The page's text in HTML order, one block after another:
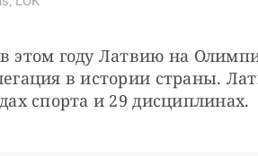
году Латвию на
в истории страны.
спорта и 29 дисциплинах.